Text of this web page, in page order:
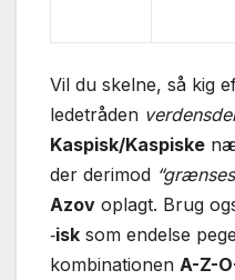
Vil du skelne, så kig
ledetråden verdensdel
Kaspisk/Kaspiske
der derimod
Azov oplagt. Brug
‑isk som endelse
kombinationen A-Z-